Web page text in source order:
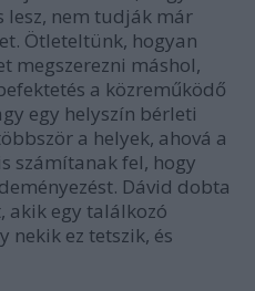
lesz, nem tudják már
Ötleteltünk, hogyan
megszerezni máshol,
a közreműködő
egy helyszín bérleti
a helyek, ahová a
számítanak fel, hogy
Dávid dobta
akik egy találkozó
nekik ez tetszik, és